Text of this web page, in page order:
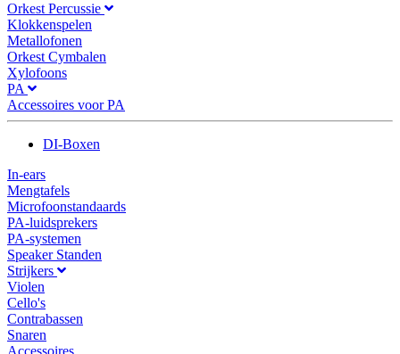
Orkest Percussie
Klokkenspelen
Metallofonen
Orkest Cymbalen
Xylofoons
PA
Accessoires voor PA
DI-Boxen
In-ears
Mengtafels
Microfoonstandaards
PA-luidsprekers
PA-systemen
Speaker Standen
Strijkers
Violen
Cello's
Contrabassen
Snaren
Accessoires